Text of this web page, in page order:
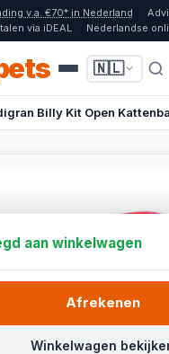
v.a. €70* in Nederland
via iDEAL
Nederlandse
🇳🇱
Billy Kit Open
aan winkelwagen
Winkelwagen
Afrekenen